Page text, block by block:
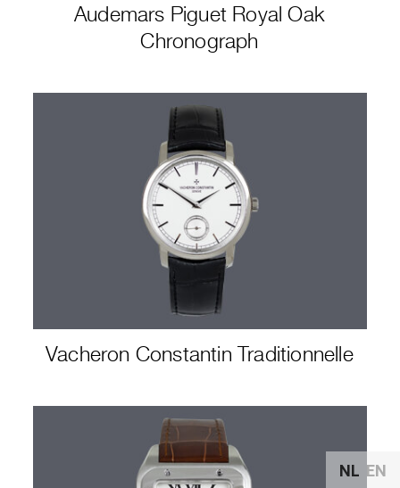
Audemars Piguet Royal Oak
Chronograph
Vacheron Constantin Traditionnelle
NL EN